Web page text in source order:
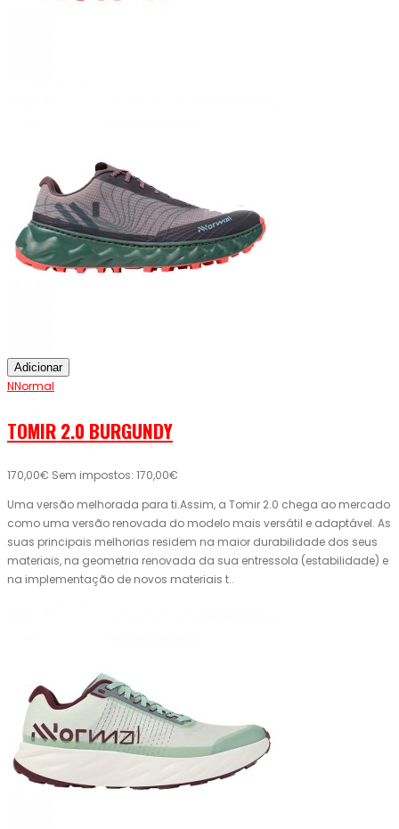
Adicionar
NNormal
TOMIR 2.0 BURGUNDY
170,00€ Sem impostos: 170,00€
Uma versão melhorada para ti.Assim, a Tomir 2.0 chega ao mercado
como uma versão renovada do modelo mais versátil e adaptável. As
suas principais melhorias residem na maior durabilidade dos seus
materiais, na geometria renovada da sua entressola (estabilidade) e
na implementação de novos materiais t..